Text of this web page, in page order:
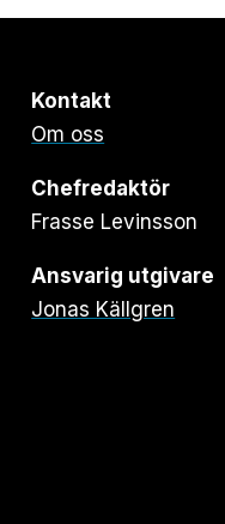
Kontakt
Om oss
Chefredaktör
Frasse Levinsson
Ansvarig utgivare
Jonas Källgren